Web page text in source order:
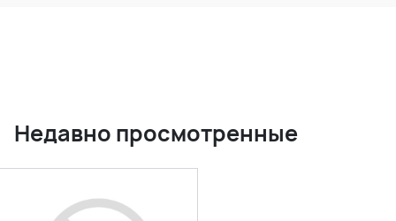
Недавно просмотренные